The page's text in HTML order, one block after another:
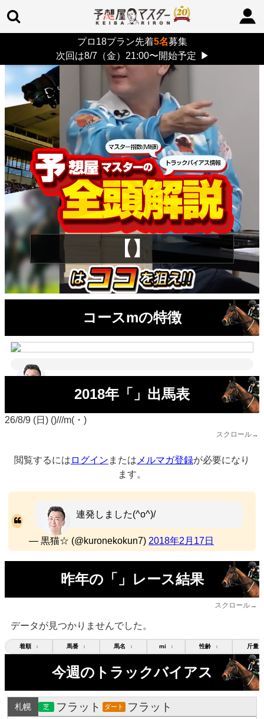
プロ18プラン先着5名募集
次回は8/7（金）21:00〜開始予定
▶
> 26/8/9 (日)
【】
コースmの特徴
2018年「」出馬表
26/8/9 (日) ()///m(・)
スクロール→
閲覧するには ログイン または メルマガ登録が必要になり
ます。
連発しました(^o^)/
— 黒猫☆ (@kuronekokun7) 2018年2月17日
昨年の「」レース結果
スクロール→
データが見つかりませんでした。
着順 ↕ 馬番 ↕ 馬名 ↕ mi ↕ 性齢 ↕ 斤量
今週のトラックバイアス
札幌 芝 フラット ダート フラット